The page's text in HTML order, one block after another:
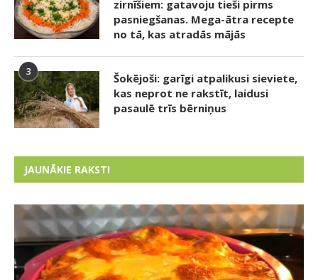
zirnīšiem: gatavoju tieši pirms
pasniegšanas. Mega-ātra recepte
no tā, kas atradās mājās
3
Šokējoši: garīgi atpalikusi sieviete,
kas neprot ne rakstīt, laidusi
pasaulē trīs bērniņus
JAUNĀKIE RAKSTI